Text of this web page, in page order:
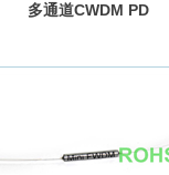
多通道CWDM PD